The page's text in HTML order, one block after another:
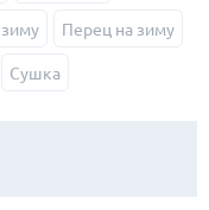
Перец на зиму
Сушка